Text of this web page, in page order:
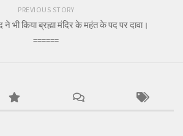
PREVIOUS STORY
ने भी किया ब्रह्मा मंदिर के महंत के पद पर दावा।
======